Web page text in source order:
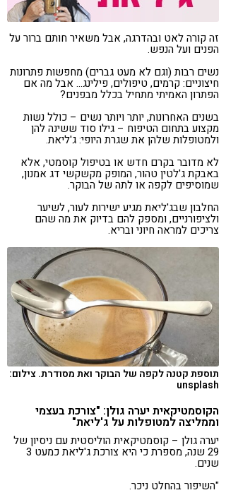
זה קורה לאט ובהדרגה, אבל משאיר חותם ברור על
הפנים ועל הנפש.
נשים רבות (וגם לא מעט גברים) מחפשות פתרונות
חיצוניים: קרמים, טיפולים, פילינג… אבל מה אם
הפתרון האמיתי מתחיל בכלל מבפנים?
בשנים האחרונות, יותר ויותר נשים – כולל נשות
מקצוע בתחום הטיפוח – גילו סוד ששינה להן
ולמטופלות שלהן את שגרת היופי: ג'ליאת.
לא מדובר בקרם חדש או בטיפול קוסמטי, אלא
באבקת ג'לטין טהור, המופק מקשקשי דג אמנון,
שמוסיפים לקפה או לתה של הבוקר.
החלבון שבג'ליאת מגיע ישירות לעור, לשיער
ולציפורניים, ומספק להם בדיוק את מה שהם
צריכים למראה חיוני ובריא.
תוספת קטנה לקפה של הבוקר ואת מסודרת. צילום:
unsplash
הקוסמטיקאית יערה גולן: "צורכת בעצמי
וממליצה למטופלות על ג'ליאת"
יערה גולן – קוסמטיקאית הוליסטית עם ניסיון של
29 שנה, מספרת כי היא צורכת ג'ליאת כמעט 3
שנים.
"השיפור בהחלט ניכר.